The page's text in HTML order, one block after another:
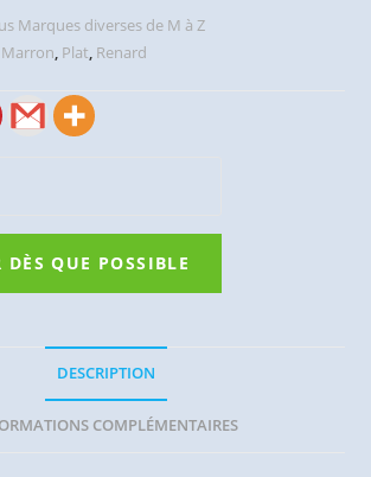
Marques diverses de M à Z
Marron, Plat, Renard
DESCRIPTION
COMPLÉMENTAIRES